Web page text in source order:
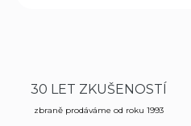
30 LET ZKUŠENOSTÍ
zbraně prodáváme od roku 1993